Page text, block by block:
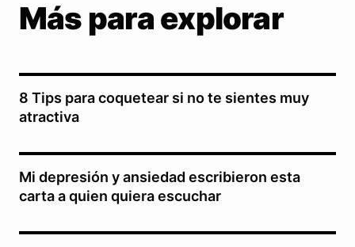
Más para explorar
8 Tips para coquetear si no te sientes muy
atractiva
Mi depresión y ansiedad escribieron esta
carta a quien quiera escuchar